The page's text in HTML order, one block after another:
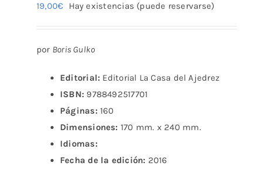
19,00€ Hay existencias (puede reservarse)
por Boris Gulko
Editorial: Editorial La Casa del Ajedrez
ISBN: 9788492517701
Páginas: 160
Dimensiones: 170 mm. x 240 mm.
Idiomas:
Fecha de la edición: 2016